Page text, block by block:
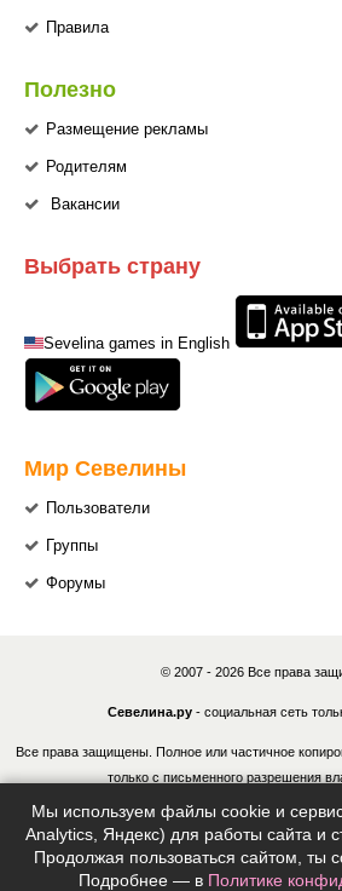
Правила
Полезно
Размещение рекламы
Родителям
Вакансии
Выбрать страну
Sevelina games in English
Мир Севелины
Пользователи
Группы
Форумы
© 2007 - 2026 Все права
Севелина.ру- социальная сеть
Все права защищены. Полное или частичное
только с письменного разрешения
В случае обнаружения нарушений, виновные
ответственности в соответствии с действующим
Федерации.
Мы используем файлы cookie и
Analytics, Яндекс) для работы сайта и
Продолжая пользоваться сайтом, ты
Подробнее — в Политике